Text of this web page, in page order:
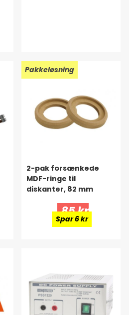
Pakkeløsning
2-pak forsænkede
MDF-ringe til
diskanter, 82 mm
85 kr
Spar 6 kr